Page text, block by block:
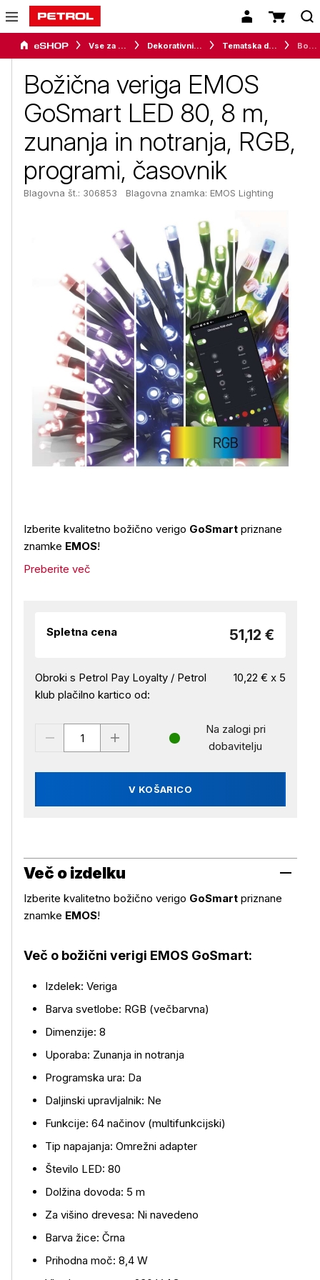
Vse za dom Dekorativni program Tematska dekoracija
Božična veriga EMOS
GoSmart LED 80, 8 m,
zunanja in notranja, RGB,
programi, časovnik
Blagovna št.: 306853 Blagovna znamka: EMOS Lighting
Izberite kvalitetno božično verigo GoSmart priznane
znamke EMOS!
Preberite več
Spletna cena 51,12 €
Obroki s Petrol Pay Loyalty / Petrol
klub plačilno kartico od:
10,22 € x 5
V KOŠARICO
Na zalogi pri
dobavitelju
Več o izdelku
Več o izdelku
Izberite kvalitetno božično verigo GoSmart priznane
znamke EMOS!
Več o božični verigi EMOS GoSmart:
Izdelek: Veriga
Barva svetlobe: RGB (večbarvna)
Dimenzije: 8
Uporaba: Zunanja in notranja
Programska ura: Da
Daljinski upravljalnik: Ne
Funkcije: 64 načinov (multifunkcijski)
Tip napajanja: Omrežni adapter
Število LED: 80
Dolžina dovoda: 5 m
Za višino drevesa: Ni navedeno
Barva žice: Črna
Prihodna moč: 8,4 W